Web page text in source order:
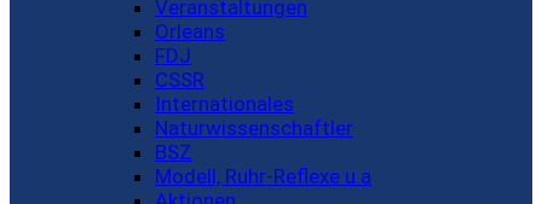
Veranstaltungen
Orleans
FDJ
CSSR
Internationales
Naturwissenschaftler
BSZ
Modell, Ruhr-Reflexe u.a